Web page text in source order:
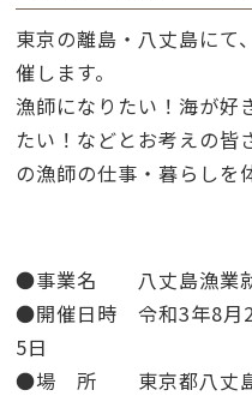
東京の離島・八丈島にて
催します。
漁師になりたい！海が好
たい！などとお考えの皆
の漁師の仕事・暮らしを
●事業名 八丈島漁業
●開催日時 令和3年8
5日
●場 所 東京都八丈島